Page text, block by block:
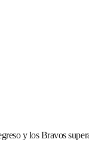
y los Bravos